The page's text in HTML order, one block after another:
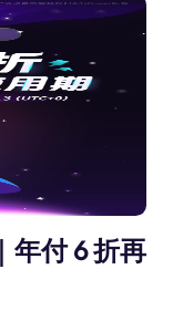
年付 6 折再